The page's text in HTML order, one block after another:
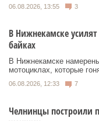
06.08.2026, 13:55 3
В Нижнекамске
байках
В Нижнекамске
мотоциклах, которые
06.08.2026, 12:33 7
Челнинцы построили